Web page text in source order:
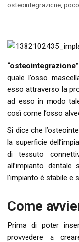
osteointegrazione ,
“osteointegrazione”
quale l’osso
esso attraverso la
ad esso in modo
così come l’osso
Si dice che
la superficie
di tessuto
all’impianto
l’impianto è stabile e
Come
Prima di poter
provvedere a